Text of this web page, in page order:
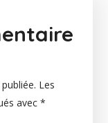
Les
avec *